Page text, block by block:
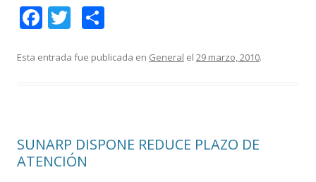
F
e
k
T
itt m
r
Esta entrada fue publicada en General el 29 marzo, 2010.
SUNARP DISPONE REDUCE PLAZO DE
ATENCIÓN